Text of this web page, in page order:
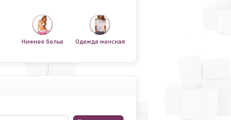
Нижнее белье Одежда женская